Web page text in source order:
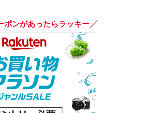
ポンがあったらラッキー╱